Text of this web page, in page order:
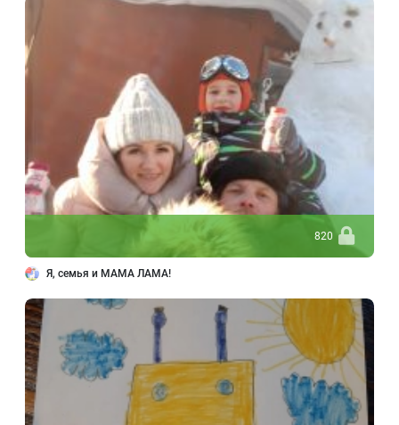
820
Я, семья и МАМА ЛАМА!